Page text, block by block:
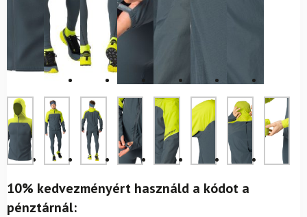
10% kedvezményért használd a kódot a
pénztárnál: